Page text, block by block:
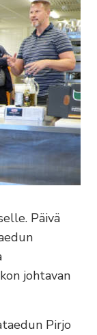
Päivä
johtavan
Pirjo